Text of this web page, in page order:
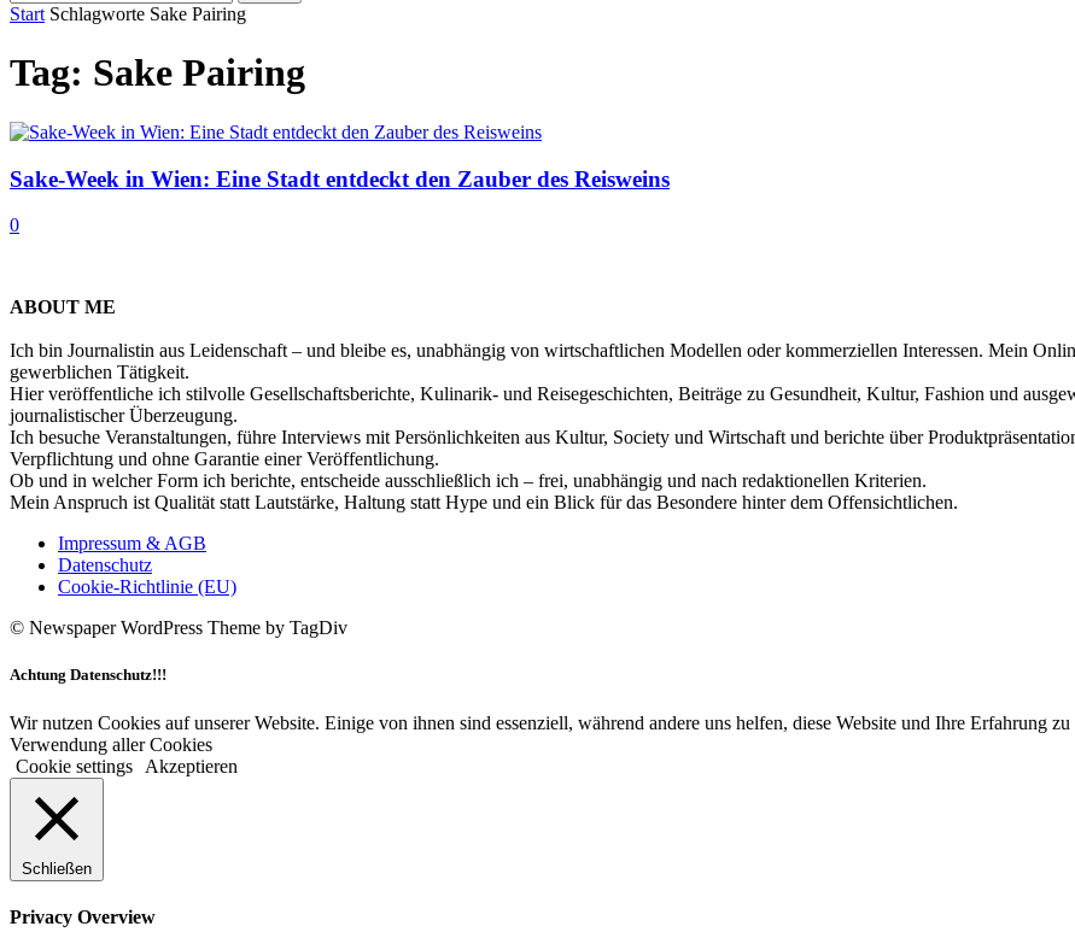
Start Schlagworte Sake Pairing
Tag: Sake Pairing
Sake-Week in Wien: Eine Stadt entdeckt den Zauber des Reisweins
0
ABOUT ME
Ich bin Journalistin aus Leidenschaft – und bleibe es, unabhängig von wirtschaftlichen Modellen oder kommerziellen Interessen. Mein
gewerblichen Tätigkeit.
Hier veröffentliche ich stilvolle Gesellschaftsberichte, Kulinarik- und Reisegeschichten, Beiträge zu Gesundheit, Kultur, Fashion und
journalistischer Überzeugung.
Ich besuche Veranstaltungen, führe Interviews mit Persönlichkeiten aus Kultur, Society und Wirtschaft und berichte über
Verpflichtung und ohne Garantie einer Veröffentlichung.
Ob und in welcher Form ich berichte, entscheide ausschließlich ich – frei, unabhängig und nach redaktionellen Kriterien.
Mein Anspruch ist Qualität statt Lautstärke, Haltung statt Hype und ein Blick für das Besondere hinter dem Offensichtlichen.
Impressum & AGB
Datenschutz
Cookie-Richtlinie (EU)
© Newspaper WordPress Theme by TagDiv
Achtung Datenschutz!!!
Wir nutzen Cookies auf unserer Website. Einige von ihnen sind essenziell, während andere uns helfen, diese Website und Ihre Erfahrung
Verwendung aller Cookies
Cookie settings
Akzeptieren
Schließen
Privacy Overview